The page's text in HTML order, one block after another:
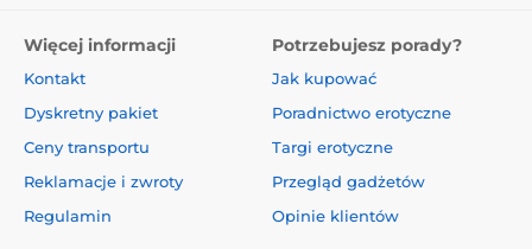
Więcej informacji
Kontakt
Dyskretny pakiet
Ceny transportu
Reklamacje i zwroty
Regulamin
Potrzebujesz porady?
Jak kupować
Poradnictwo erotyczne
Targi erotyczne
Przegląd gadżetów
Opinie klientów